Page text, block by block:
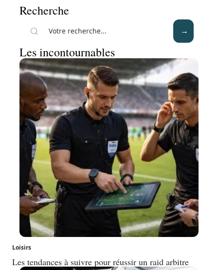
Recherche
Les incontournables
Loisirs
Les tendances à suivre pour réussir un raid arbitre